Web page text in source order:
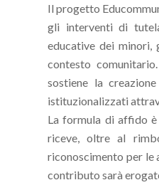
Il progetto
gli interventi di
educative dei minori,
contesto
sostiene la
istituzionalizzati
La formula di affido
riceve, oltre al
riconoscimento per le
contributo sarà